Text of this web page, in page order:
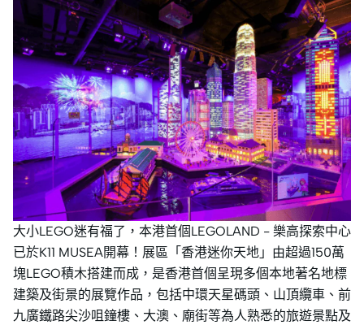
大小LEGO迷有福了，本港首個LEGOLAND - 樂高探索中心
已於K11 MUSEA開幕！展區「香港迷你天地」由超過150萬
塊LEGO積木搭建而成，是香港首個呈現多個本地著名地標
建築及街景的展覽作品，包括中環天星碼頭、山頂纜車、前
九廣鐵路尖沙咀鐘樓、大澳、廟街等為人熟悉的旅遊景點及